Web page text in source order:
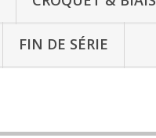
FIN DE SÉRIE